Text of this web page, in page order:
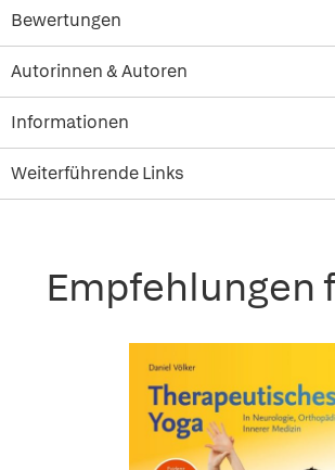
Bewertungen
Autorinnen & Autoren
Informationen
Weiterführende Links
Empfehlungen